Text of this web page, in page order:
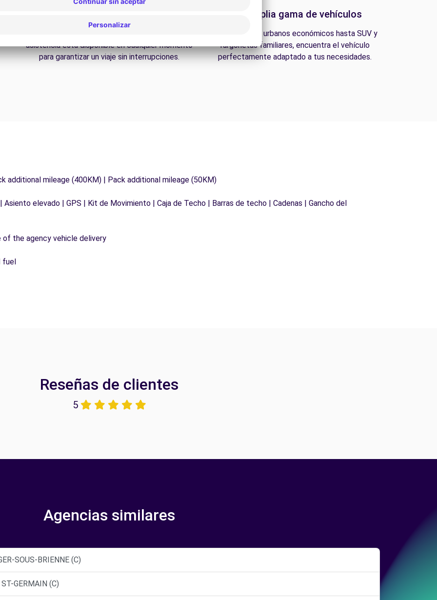
asistencia está disponible en cualquier momento
para garantizar un viaje sin interrupciones.
Una amplia gama de vehículos
Desde coches urbanos económicos hasta SUV y
furgonetas familiares, encuentra el vehículo
perfectamente adaptado a tus necesidades.
additional mileage (400KM) | Pack additional mileage (50KM)
elevado | GPS | Kit de Movimiento | Caja de Techo | Barras de techo | Cadenas | Gancho del
the agency vehicle delivery
fuel
Reseñas de clientes
5
Agencias similares
SOUS-BRIENNE (C)
GERMAIN (C)